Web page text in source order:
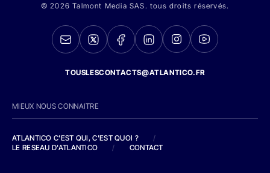
© 2026 Talmont Media SAS. tous droits réservés.
TOUSLESCONTACTS@ATLANTICO.FR
MIEUX NOUS CONNAITRE
ATLANTICO C'EST QUI, C'EST QUOI ?
/
LE RESEAU D'ATLANTICO
/ CONTACT